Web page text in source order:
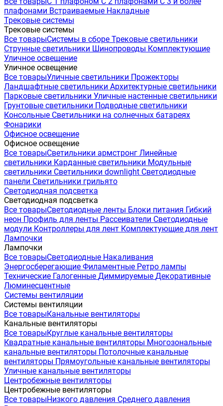
плафонами Встраиваемые Накладные
Трековые системы
Трековые системы
Все товарыСистемы в сборе Трековые светильники
Струнные светильники Шинопроводы Комплектующие
Уличное освещение
Уличное освещение
Все товарыУличные светильники Прожекторы
Ландшафтные светильники Архитектурные светильники
Парковые светильники Уличные настенные светильники
Грунтовые светильники Подводные светильники
Консольные Светильники на солнечных батареях
Фонарики
Офисное освещение
Офисное освещение
Все товарыСветильники армстронг Линейные
светильники Карданные светильники Модульные
светильники Светильники downlight Светодиодные
панели Светильники грильято
Светодиодная подсветка
Светодиодная подсветка
Все товарыСветодиодные ленты Блоки питания Гибкий
неон Профиль для ленты Рассеиватели Светодиодные
модули Контроллеры для лент Комплектующие для лент
Лампочки
Лампочки
Все товарыСветодиодные Накаливания
Энергосберегающие Филаментные Ретро лампы
Технические Галогенные Диммируемые Декоративные
Люминесцентные
Системы вентиляции
Системы вентиляции
Все товарыКанальные вентиляторы
Канальные вентиляторы
Все товарыКруглые канальные вентиляторы
Квадратные канальные вентиляторы Многозональные
канальные вентиляторы Потолочные канальные
вентиляторы Прямоугольные канальные вентиляторы
Уличные канальные вентиляторы
Центробежные вентиляторы
Центробежные вентиляторы
Все товарыНизкого давления Среднего давления